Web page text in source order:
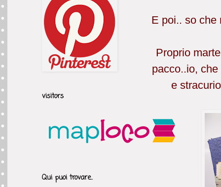
E poi.. so che
Proprio
pacco..io,
e
visitors
Qui puoi trovare..